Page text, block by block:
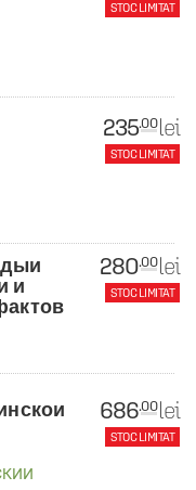
STOC LIMITAT
235.00 lei
STOC LIMITAT
и
280.00 lei
STOC LIMITAT
686.00 lei
STOC LIMITAT